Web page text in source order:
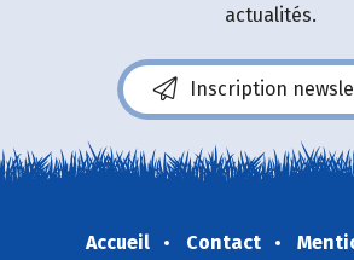
actualités.
Inscription
Accueil Contact